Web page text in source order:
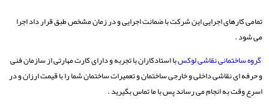
تمامی کارهای اجرایی این شرکت با ضمانت اجرایی و در زمان مشخص طبق قرار داد اجرا
می شود .
گروه ساختمانی نقاشی لوکسبا استادکاران با تجربه و دارای کارت مهارتی از سازمان فنی
و حرفه ای نقاشی داخلی و خارجی ساختمان و تعمیرات ساختمان شما را با قیمت ارزان و در
اسرع وقت به انجام می رساند پس با ما تماس بگیرید .